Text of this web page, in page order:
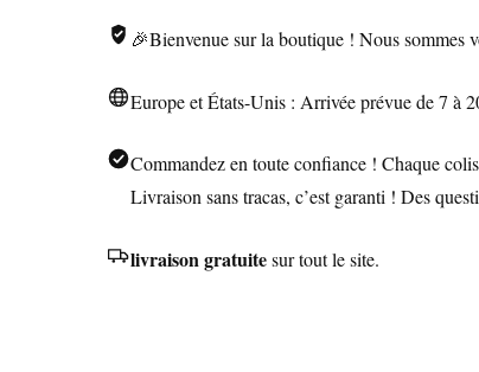
Vintage
Rétro
Pierre
🎉Bienvenue sur la boutique ! Nous sommes
Europe et États-Unis : Arrivée prévue de 7 à
Commandez en toute confiance ! Chaque
Livraison sans tracas, c’est garanti ! Des
livraison gratuitesur tout le site.